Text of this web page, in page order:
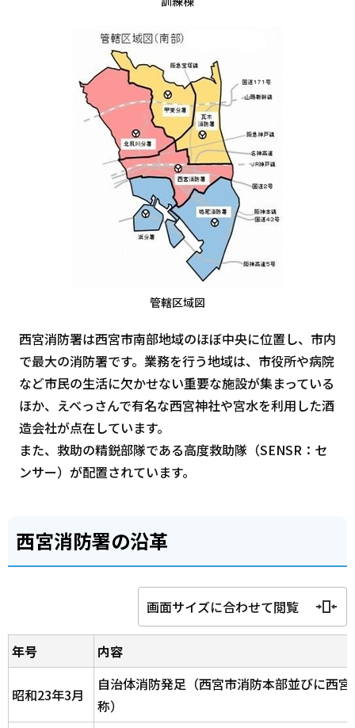
管轄区域図
西宮消防署は西宮市南部地域のほぼ中央に位置し、市内
で最大の消防署です。業務を行う地域は、市役所や病院
など市民の生活に欠かせない重要な施設が集まっている
ほか、えべっさんで有名な西宮神社や宮水を利用した酒
造会社が点在しています。
また、救助の精鋭部隊である高度救助隊（SENSR：セ
ンサー）が配置されています。
西宮消防署の沿革
画面サイズに合わせて閲覧
年号 内容
昭和23年3月
自治体消防発足（西宮市消防本部並びに西
称）